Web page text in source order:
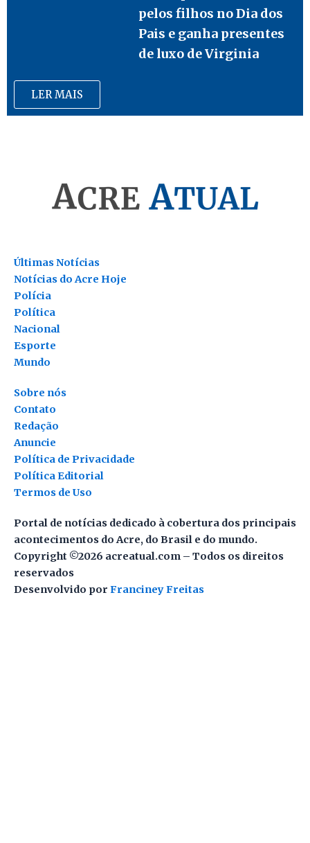
pelos filhos no Dia dos
Pais e ganha presentes
de luxo de Virginia
LER MAIS
Últimas Notícias
Notícias do Acre Hoje
Polícia
Política
Nacional
Esporte
Mundo
Contato
Redação
Anuncie
Política de Privacidade
Política Editorial
Termos de Uso
Sobre nós
Portal de notícias dedicado à cobertura dos principais
acontecimentos do Acre, do Brasil e do mundo.
Copyright ©2026 acreatual.com – Todos os direitos
reservados
Desenvolvido por Franciney Freitas